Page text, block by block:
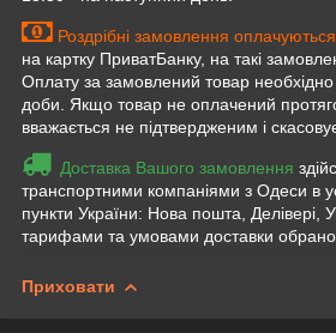
Роздрібні замовлення оплачуються
на картку ПриватБанку, на такі
Оплату за замовлений товар
доби. Якщо товар не оплачений
вважається не підтвердженим і
Доставка Вашого замовлення
транспортними компаніями з Одеси в
пункти України: Нова пошта, Делівері,
тарифами та умовами доставки
Приховати